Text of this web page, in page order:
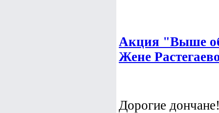
Акция "Выше
Жене
Дорогие